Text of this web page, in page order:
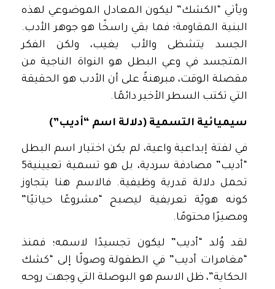
ويأتي “الكشك” ليكون المعادل الموضوعي لهذه
البنية المقاومة؛ فما بقي راسخًا هو جوهر الأدب.
الجسد يتشظى والأب يغيب، ولكن الفكر
المتجسد في وعي البطل هو النواة الناجية من
مقصلة الوقت، مبرهنةً على أن الأدب هو الحقيقة
التي تكتب السطر الأخير دائمًا.
سيميائية التسمية (دلالة اسم “أديب”)
في لفتة إبداعية واعية، لم يكن اختيار اسم البطل
“أديب” مصادفة سردية، بل هو تسمية تعيينية5
تحمل دلالة قدرية وظيفية. فالاسم هنا يتجاوز
كونه هويّة تعريفية ليصبح “مشروعًا حياتيًا”
ومصيرًا محتومًا.
لقد وُلد “أديب” ليكون تجسيدًا لاسمه؛ فمنذ
“مغامرات أديب” في الطفولة وصولًا إلى “كشك
الحكاية”، ظل الاسم هو البوصلة التي وجهت روحه